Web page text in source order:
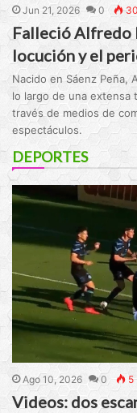
Jun 21, 2026 0 30
Falleció Alfredo
locución y el
Nacido en Sáenz Peña,
lo largo de una extensa
través de medios de
espectáculos.
DEPORTES
Ago 10, 2026 0 5
Videos: dos